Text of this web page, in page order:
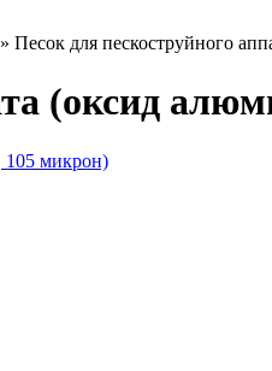
» Песок для пескоструйного
(оксид